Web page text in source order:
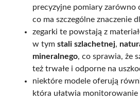
precyzyjne pomiary zarówno
co ma szczególne znaczenie
zegarki te powstają z
w tym stali szlachetnej,
mineralnego, co sprawia, że
też trwałe i odporne na
niektóre modele oferują
która ułatwia